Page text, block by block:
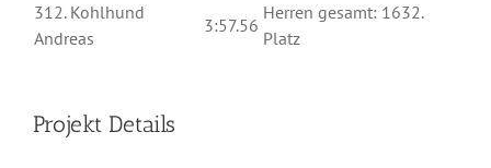
312. Kohlhund
Andreas
3:57.56
Herren gesamt: 1632.
Platz
Projekt Details